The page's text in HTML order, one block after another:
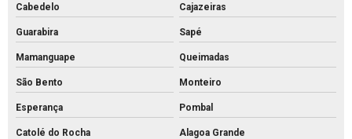
Cabedelo Cajazeiras
Guarabira Sapé
Mamanguape Queimadas
São Bento Monteiro
Esperança Pombal
Catolé do Rocha Alagoa Grande